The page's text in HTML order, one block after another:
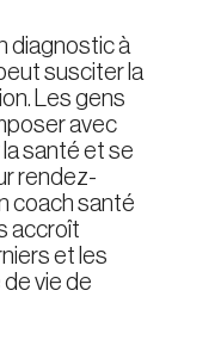
diagnostic à
susciter la
Les gens
avec
santé et se
rendez-
coach santé
accroît
et les
vie de